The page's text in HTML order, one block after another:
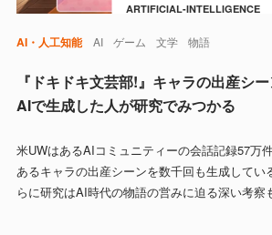
自動車
ARTIFICIAL-INTELLIGENCE
AI・人工知能 AI ゲーム 文学 物語
『ドキドキ文芸部!』キャラの出産シ
AIで生成した人が研究でみつかる
米UWはあるAIコミュニティーの会話記録57万
あるキャラの出産シーンを数千回も生成してい
らに研究はAI時代の物語の営みに迫る深い考察